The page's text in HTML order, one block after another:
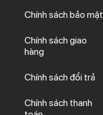
Chính sách bảo mật
Chính sách giao
hàng
Chính sách đổi trả
Chính sách thanh